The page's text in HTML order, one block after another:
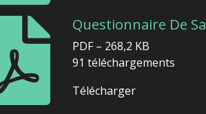
Questionnaire De
PDF – 268,2 KB
91 téléchargements
Télécharger